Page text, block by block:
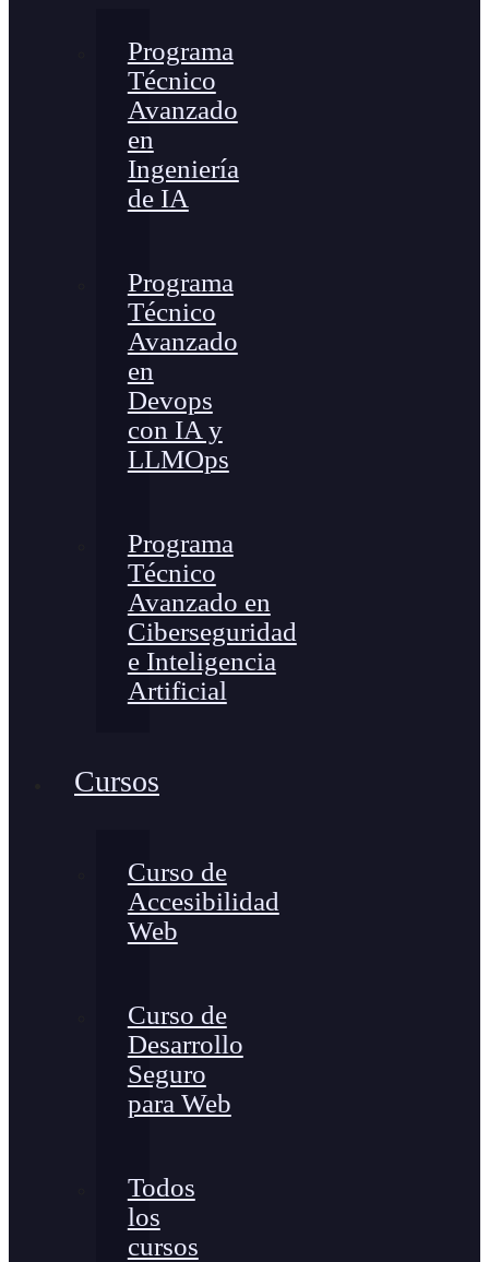
Programa
Técnico
Avanzado
en
Ingeniería
de IA
Programa
Técnico
Avanzado
en
Devops
con IA y
LLMOps
Programa
Técnico
Avanzado en
Ciberseguridad
e Inteligencia
Artificial
Cursos
Curso de
Accesibilidad
Web
Curso de
Desarrollo
Seguro
para Web
Todos
los
cursos